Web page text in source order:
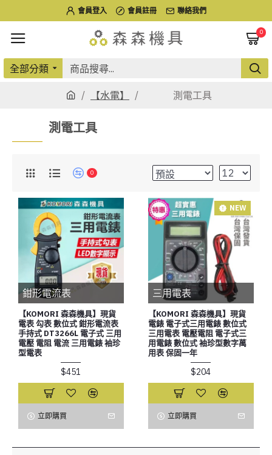
會員登入 會員註冊 聯絡我們
0
全部分類
【水電】 測電工具
測電工具
0
鉗形電流表
【KOMORI 森森機具】現貨
電表 勾表 數位式 鉗形電流表
手持式 DT3266L 電子式 三用
電壓 電阻 電流 三用電錶 袖珍
型電表
$451
立即購買
NEW
三用電表
【KOMORI 森森機具】現貨
電錶 電子式三用電錶 數位式
三用電表 電壓電阻 電子式三
用電錶 數位式 袖珍型數字萬
用表 保固一年
$204
立即購買